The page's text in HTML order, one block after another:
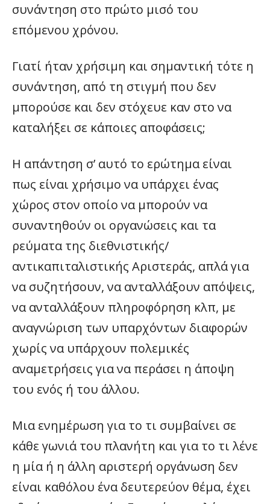
συνάντηση στο πρώτο μισό του
επόμενου χρόνου.
Γιατί ήταν χρήσιμη και σημαντική τότε η
συνάντηση, από τη στιγμή που δεν
μπορούσε και δεν στόχευε καν στο να
καταλήξει σε κάποιες αποφάσεις;
Η απάντηση σ’ αυτό το ερώτημα είναι
πως είναι χρήσιμο να υπάρχει ένας
χώρος στον οποίο να μπορούν να
συναντηθούν οι οργανώσεις και τα
ρεύματα της διεθνιστικής/
αντικαπιταλιστικής Αριστεράς, απλά για
να συζητήσουν, να ανταλλάξουν απόψεις,
να ανταλλάξουν πληροφόρηση κλπ, με
αναγνώριση των υπαρχόντων διαφορών
χωρίς να υπάρχουν πολεμικές
αναμετρήσεις για να περάσει η άποψη
του ενός ή του άλλου.
Μια ενημέρωση για το τι συμβαίνει σε
κάθε γωνιά του πλανήτη και για το τι λένε
η μία ή η άλλη αριστερή οργάνωση δεν
είναι καθόλου ένα δευτερεύον θέμα, έχει